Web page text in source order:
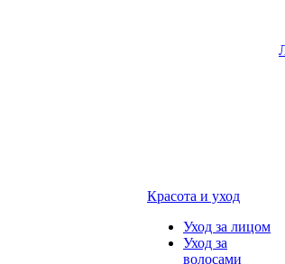
Красота и уход
Уход за лицом
Уход за
волосами